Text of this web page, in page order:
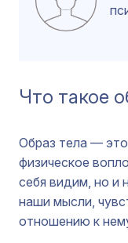
Что такое
Образ тела —
физическое
себя видим, но и
наши мысли,
отношению к